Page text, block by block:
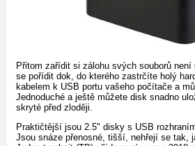
Přitom zařídit si zálohu svých souborů
se pořídit dok, do kterého zastrčíte holý
kabelem k USB portu vašeho počítače a
Jednoduché a ještě můžete disk snadno
skryté před zloději.
Praktičtější jsou 2.5" disky s USB
Jsou snáze přenosné, tišší, nehřejí se tak,